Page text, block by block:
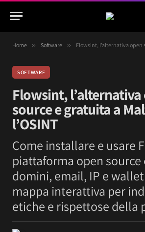
Home » Software » Flowsint, l’alternativa open source e
SOFTWARE
Flowsint, l’alternativa
source e gratuita a
l’OSINT
Come installare e usare
piattaforma open source
domini, email, IP e
mappa interattiva per
etiche e rispettose della